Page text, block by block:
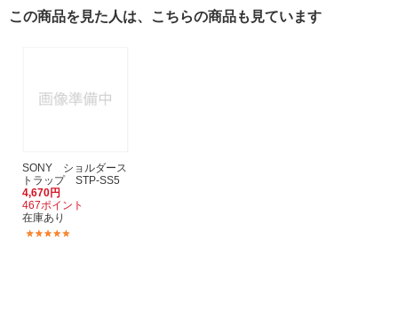
この商品を見た人は、こちらの商品も見ています
SONY ショルダース
トラップ STP-SS5
4,670円
467ポイント
在庫あり